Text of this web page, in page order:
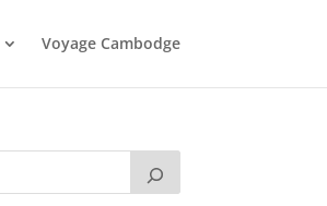
Voyage Cambodge